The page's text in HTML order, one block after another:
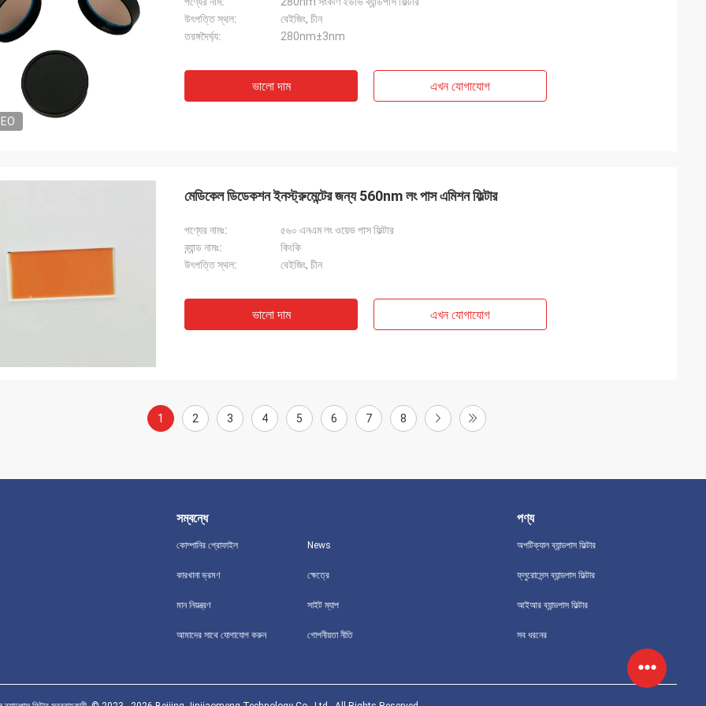
উৎপত্তি স্থল:
বেইজিং, চীন
তরঙ্গদৈর্ঘ্য:
280nm±3nm
ভালো দাম এখন যোগাযোগ
মেডিকেল ডিডেকশন ইনস্ট্রুমেন্টের জন্য 560nm লং পাস এমিশন ফিল্টার
পণ্যের নামঃ:
৫৬০ এনএম লং ওয়েভ পাস ফিল্টার
ব্র্যান্ড নামঃ:
কিংকি
উৎপত্তি স্থল:
বেইজিং, চীন
ভালো দাম এখন যোগাযোগ
1 2 3 4 5 6 7 8
সম্বন্ধে
কোম্পানির প্রোফাইল
কারখানা ভ্রমণ
মান নিয়ন্ত্রণ
আমাদের সাথে যোগাযোগ করুন
News
ক্ষেত্রে
সাইট ম্যাপ
গোপনীয়তা নীতি
পণ্য
অপটিক্যাল ব্যান্ডপাস ফিল্টার
ফ্লুরোসেন্স ব্যান্ডপাস ফিল্টার
আইআর ব্যান্ডপাস ফিল্টার
সব ধরনের